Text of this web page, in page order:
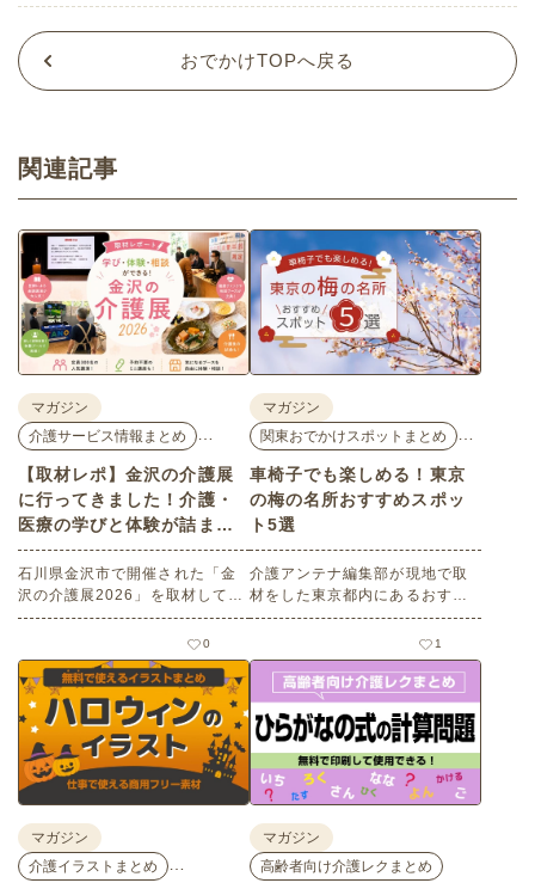
おでかけTOPへ戻る
関連記事
マガジン
介護サービス情報まとめ
…
【取材レポ】金沢の介護展
に行ってきました！介護・
医療の学びと体験が詰まっ
た1日。
石川県金沢市で開催された「金
沢の介護展2026」を取材してき
ました。医師による人気講演か
ら、気軽に参加できるミニ講
座、体験型の企業ブースまで、
介護・医療・健康の“学び・体
験・相談”が一度にできる、見ど
ころ満載のイベントの様子をレ
ポートします。
0
マガジン
関東おでかけスポットまとめ
…
車椅子でも楽しめる！東京
の梅の名所おすすめスポッ
ト5選
介護アンテナ編集部が現地で取
材をした東京都内にあるおすす
めの梅の名所を５選紹介しま
す。見どころはもちろんのこと
バリアフリーの設備面について
も紹介しているので、介護施設
などでの外出アクティビティの
事前チェックの際にぜひ参考に
してください。
1
マガジン
介護イラストまとめ
…
マガジン
高齢者向け介護レクまとめ